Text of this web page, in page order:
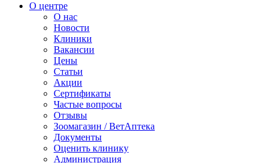
О центре
О нас
Новости
Клиники
Вакансии
Цены
Статьи
Акции
Сертификаты
Частые вопросы
Отзывы
Зоомагазин / ВетАптека
Документы
Оценить клинику
Администрация